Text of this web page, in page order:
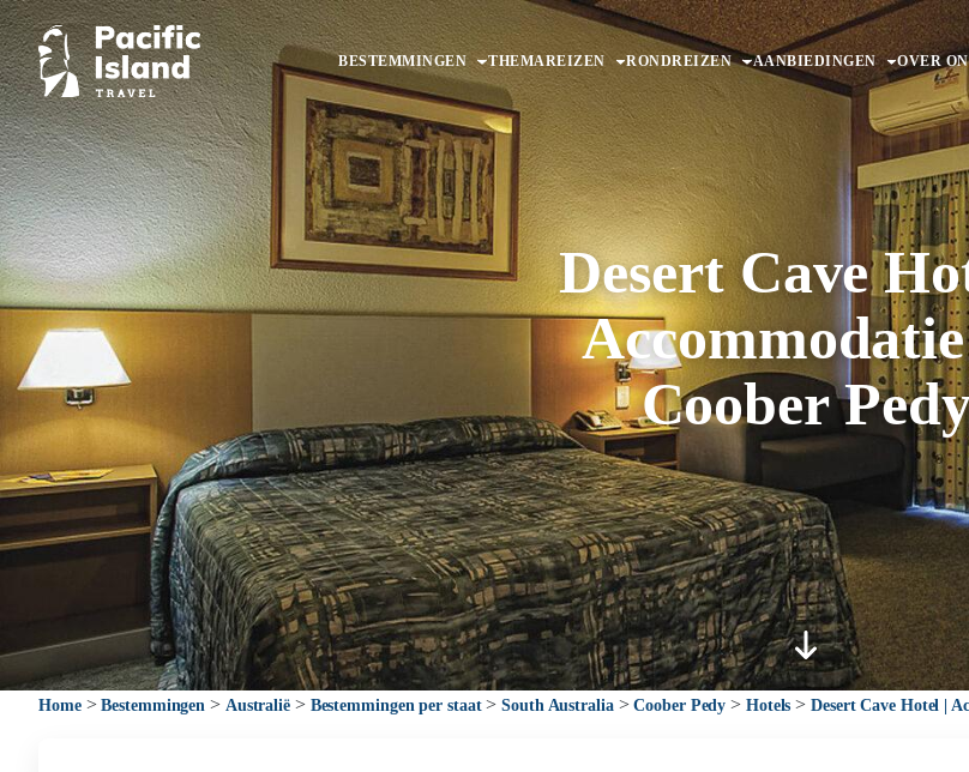
Ga
naar
de
inhoud
BESTEMMINGEN THEMAREIZEN RONDREIZEN AANBIEDINGEN OVER
Desert Cave
Coober
Home>Bestemmingen > Australië> Bestemmingen per staat>South Australia>Coober Pedy > Hotels >Desert Cave Hotel |